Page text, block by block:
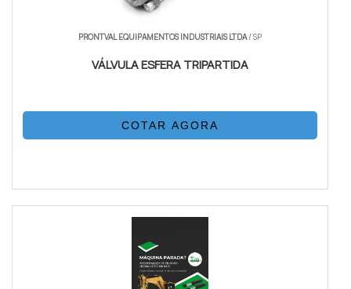
PRONTVAL EQUIPAMENTOS INDUSTRIAIS LTDA/ SP
VÁLVULA ESFERA TRIPARTIDA
COTAR AGORA